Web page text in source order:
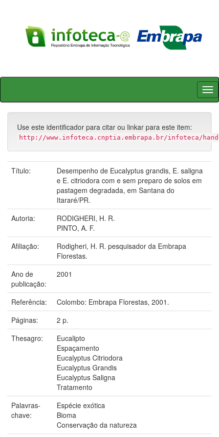
Skip
Use este identificador para citar ou linkar para este item:
http://www.infoteca.cnptia.embrapa.br/infoteca/
Título:
Desempenho de Eucalyptus grandis, E. saligna
e E. citriodora com e sem preparo de solos em
pastagem degradada, em Santana do
Itararé/PR.
Autoria:
RODIGHERI, H. R.
PINTO, A. F.
Afiliação:
Rodigheri, H. R. pesquisador da Embrapa
Florestas.
Ano de
publicação:
2001
Referência:
Colombo: Embrapa Florestas, 2001.
Páginas:
2 p.
Thesagro:
Eucalipto
Espaçamento
Eucalyptus Citriodora
Eucalyptus Grandis
Eucalyptus Saligna
Tratamento
Palavras-
chave:
Espécie exótica
Bioma
Conservação da natureza